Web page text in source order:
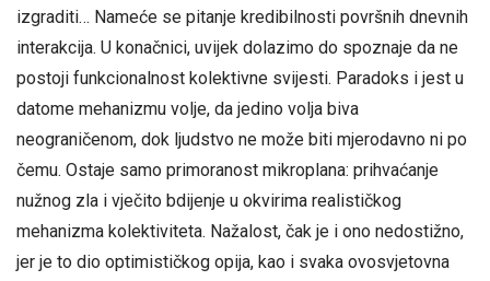
izgraditi… Nameće se pitanje kredibilnosti površnih dnevnih
interakcija. U konačnici, uvijek dolazimo do spoznaje da ne
postoji funkcionalnost kolektivne svijesti. Paradoks i jest u
datome mehanizmu volje, da jedino volja biva
neograničenom, dok ljudstvo ne može biti mjerodavno ni po
čemu. Ostaje samo primoranost mikroplana: prihvaćanje
nužnog zla i vječito bdijenje u okvirima realističkog
mehanizma kolektiviteta. Nažalost, čak je i ono nedostižno,
jer je to dio optimističkog opija, kao i svaka ovosvjetovna